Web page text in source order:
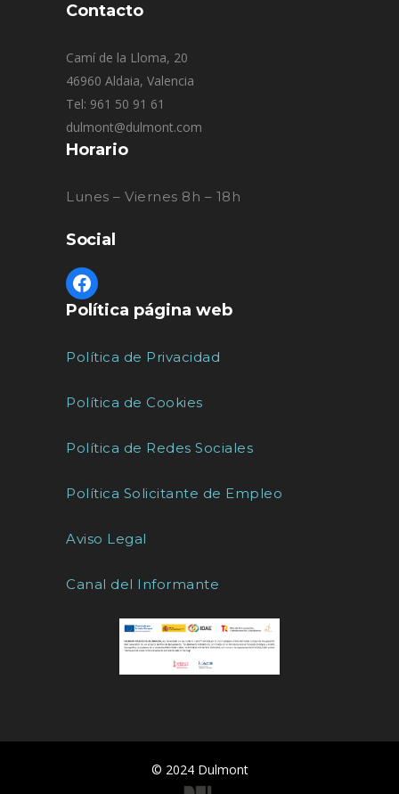
Contacto
Camí de la Lloma, 20
46960 Aldaia, Valencia
Tel: 961 50 91 61
dulmont@dulmont.com
Horario
Lunes – Viernes 8h – 18h
Social
Política página web
Política de Privacidad
Política de Cookies
Política de Redes Sociales
Política Solicitante de Empleo
Aviso Legal
Canal del Informante
© 2024 Dulmont